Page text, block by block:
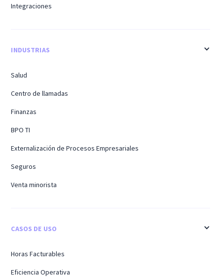
Integraciones
INDUSTRIAS
Salud
Centro de llamadas
Finanzas
BPO TI
Externalización de Procesos Empresariales
Seguros
Venta minorista
CASOS DE USO
Horas Facturables
Eficiencia Operativa